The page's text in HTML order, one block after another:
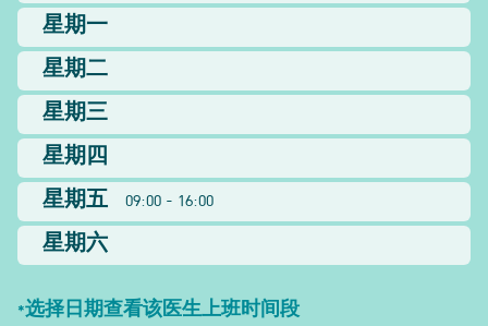
星期一
星期二
星期三
星期四
星期五
09:00 - 16:00
星期六
*选择日期查看该医生上班时间段